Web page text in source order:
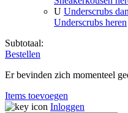
U Underscrubs
Underscrubs heren
Subtotaal:
Bestellen
Er bevinden zich momenteel
Items toevoegen
Inloggen